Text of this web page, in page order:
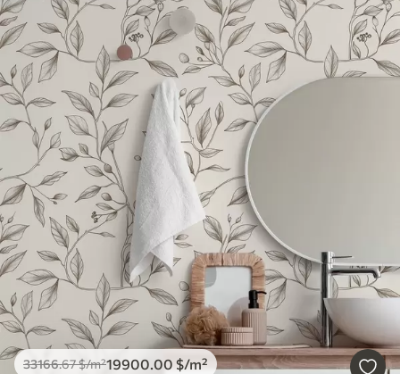
33166.67$/m²19900.00 $/m²